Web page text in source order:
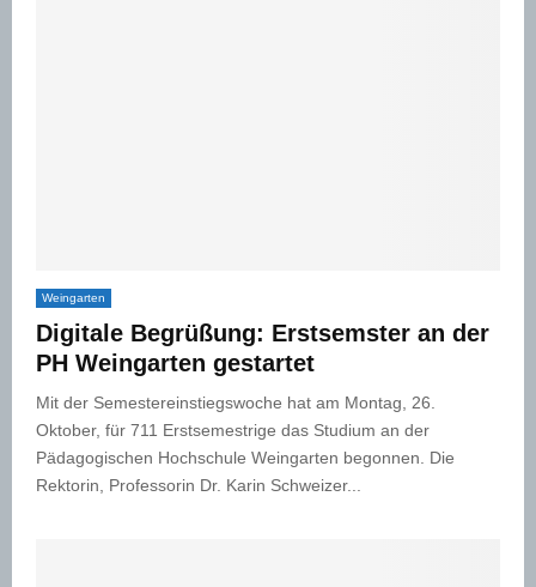
Weingarten
Digitale Begrüßung: Erstsemster an der
PH Weingarten gestartet
Mit der Semestereinstiegswoche hat am Montag, 26.
Oktober, für 711 Erstsemestrige das Studium an der
Pädagogischen Hochschule Weingarten begonnen. Die
Rektorin, Professorin Dr. Karin Schweizer...